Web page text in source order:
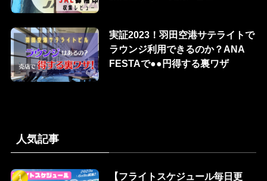
実証2023！羽田空港サテライトで
ラウンジ利用できるのか？ANA
FESTAで●●円得する裏ワザ
人気記事
【フライトスケジュール毎日更